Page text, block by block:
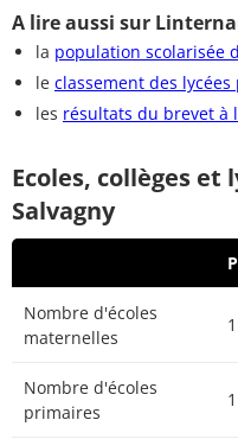
A lire aussi sur
la population scolarisée
le classement des
les résultats du brevet à
Ecoles, collèges et
Salvagny
Nombre d'écoles
maternelles
1
Nombre d'écoles
primaires
1